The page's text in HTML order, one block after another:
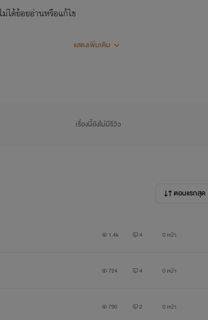
ม่ได้ย้อยอ่านหรือแก้ไข
แสดงเพิ่มเติม
เรื่องนี้ยังไม่มีรีวิว
ตอนแรกสุด
1.4k 4 0 หน้า
724 4 0 หน้า
790 2 0 หน้า